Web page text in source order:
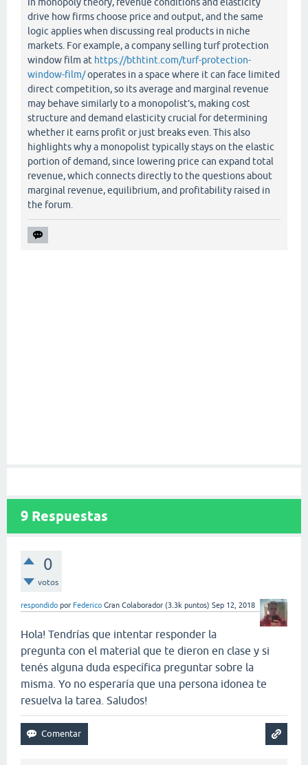
drive how firms choose price and output, and the same
logic applies when discussing real products in niche
markets. For example, a company selling turf protection
window film at https://bthtint.com/turf-protection-
window-film/operates in a space where it can face limited
direct competition, so its average and marginal revenue
may behave similarly to a monopolist’s, making cost
structure and demand elasticity crucial for determining
whether it earns profit or just breaks even. This also
highlights why a monopolist typically stays on the elastic
portion of demand, since lowering price can expand total
revenue, which connects directly to the questions about
marginal revenue, equilibrium, and profitability raised in
the forum.
9 Respuestas
0
votos
respondido por Federico Gran Colaborador (3.3k puntos) Sep 12, 2018
Hola! Tendrías que intentar responder la
pregunta con el material que te dieron en clase y si
tenés alguna duda específica preguntar sobre la
misma. Yo no esperaría que una persona idonea te
resuelva la tarea. Saludos!